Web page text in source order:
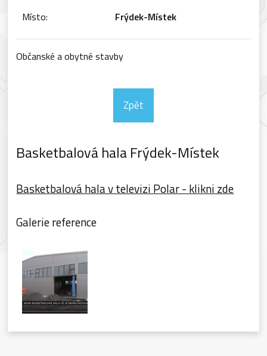
Místo:
Frýdek-Místek
Občanské a obytné stavby
Zpět
Basketbalová hala Frýdek-Místek
Basketbalová hala v televizi Polar - klikni zde
Galerie reference